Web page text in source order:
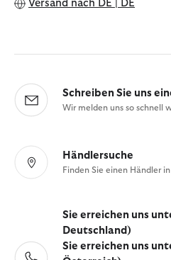
Versand nach DE | DE
Schreiben Sie uns
Wir melden uns so schnell
Händlersuche
Finden Sie einen Händler
Sie erreichen uns
Deutschland)
Sie erreichen uns